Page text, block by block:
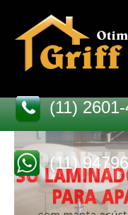
(11)
(11)